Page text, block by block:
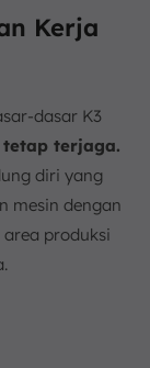
Kerja
dasar K3
terjaga.
diri yang
mesin dengan
produksi